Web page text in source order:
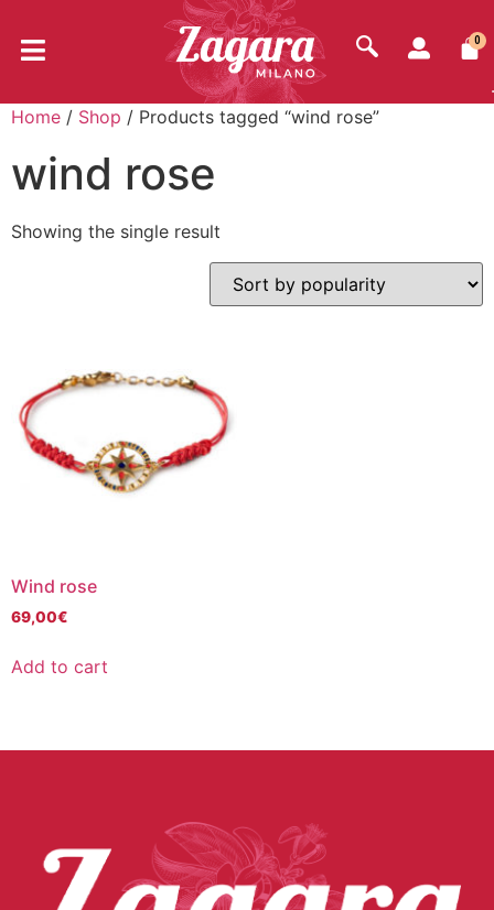
0
Home / Shop / Products tagged “wind rose”
wind rose
Showing the single result
Wind rose
69,00€
Add to cart